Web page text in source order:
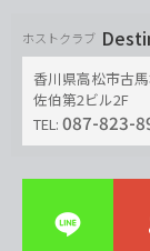
ホストクラブ
香川県高松市古
佐伯第2ビル2F
TEL: 087-823-